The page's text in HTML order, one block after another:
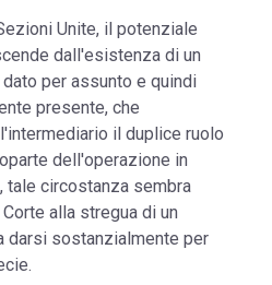
Unite, il potenziale
dall'esistenza di un
per assunto e quindi
presente, che
il duplice ruolo
dell'operazione in
tale circostanza sembra
alla stregua di un
darsi sostanzialmente per